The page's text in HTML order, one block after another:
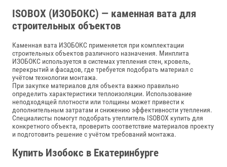
ISOBOX (ИЗОБОКС) — каменная вата для
строительных объектов
Каменная вата ИЗОБОКС применяется при комплектации
строительных объектов различного назначения. Минплита
ИЗОБОКС используется в системах утепления стен, кровель,
перекрытий и фасадов, где требуется подобрать материал с
учётом технологии монтажа.
При закупке материалов для объекта важно правильно
определить характеристики теплоизоляции. Использование
неподходящей плотности или толщины может привести к
дополнительным затратам и снижению эффективности утепления.
Специалисты помогут подобрать утеплитель ISOBOX купить для
конкретного объекта, проверить соответствие материалов проекту
и подготовить решение с учётом требований монтажа.
Купить Изобокс в Екатеринбурге